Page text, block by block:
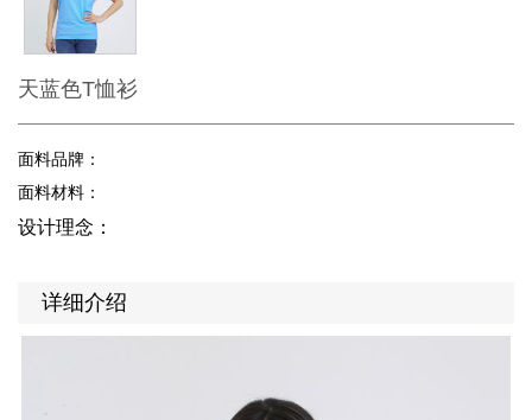
天蓝色T恤衫
面料品牌：
面料材料：
设计理念：
详细介绍